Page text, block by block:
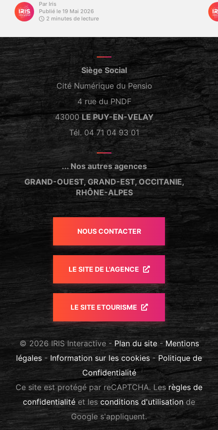
Par Iris
Publié le 19 Mai 2026
2 minutes de lecture
Siège Social
Cité Numérique du Pensio
4 rue du PNDF
43000 LE PUY-EN-VELAY
Tél. 04 71 04 93 01
... Nos autres agences
GRAND-OUEST, GRAND-EST, OCCITANIE,
RHÔNE-ALPES
NOUS CONTACTER
LE SITE DE L'AGENCE
LE SITE ETOURISME
© 2026 IRIS Interactive - Plan du site-Mentions
légales - Information sur les cookies-Politique de
Confidentialité
Ce site est protégé par reCAPTCHA. Lesrègles de
confidentialité et lesconditions d'utilisationde
Google s'appliquent.